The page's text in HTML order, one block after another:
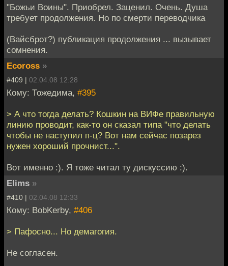
"Божьи Воины". Приобрел. Заценил. Очень. Душа
требует продолжения. Но по смерти переводчика
(Вайсброт?) публикация продолжения ... вызывает
сомнения.
Ecoross »
#409 | 02.04.08 12:28
Кому: Тожедима, #395
> А что тогда делать? Кошкин на ВИФе правильную
линию проводит, как-то он сказал типа "что делать
чтобы не наступил п-ц? Вот нам сейчас позарез
нужен хороший прочнист...".
Вот именно :). Я тоже читал ту дискуссию :).
Elims »
#410 | 02.04.08 12:33
Кому: BobKerby, #406
> Пафосно... Но демагогия.
Не согласен.